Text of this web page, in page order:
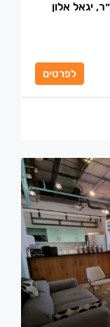
במגדל סוזוקי 500 מ״ר, יגאל אלון
לפרטים